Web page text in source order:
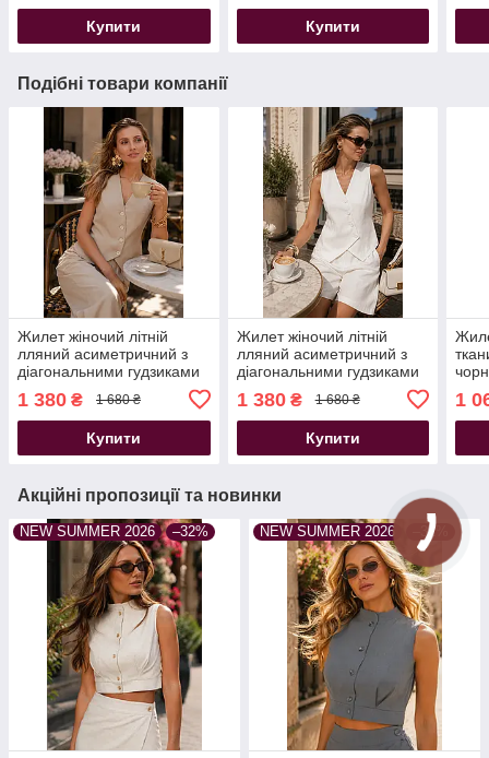
Купити Купити
Подібні товари компанії
Жилет жіночий літній
лляний асиметричний з
діагональними гудзиками
1 380 ₴ 1 680 ₴
Купити
Жилет жіночий літній
лляний асиметричний з
діагональними гудзиками
1 380₴ 1 680 ₴
Купити
1
Акційні пропозиції та новинки
NEW SUMMER 2026 –32% NEW SUMMER 2026 –32%